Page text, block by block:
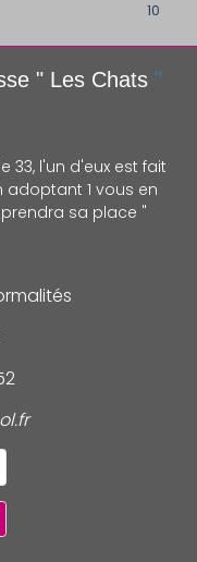
10
" Les Chats "
33, l'un d'eux est fait
adoptant 1 vous en
sa place "